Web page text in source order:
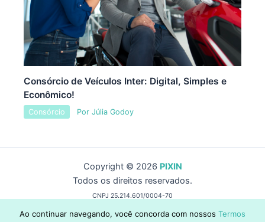
Consórcio de Veículos Inter: Digital, Simples e
Econômico!
Consórcio Por Júlia Godoy
Copyright © 2026 PIXIN
Todos os direitos reservados.
CNPJ 25.214.601/0004-70
by Wise Capital Group
Ao continuar navegando, você concorda com nossos Termos